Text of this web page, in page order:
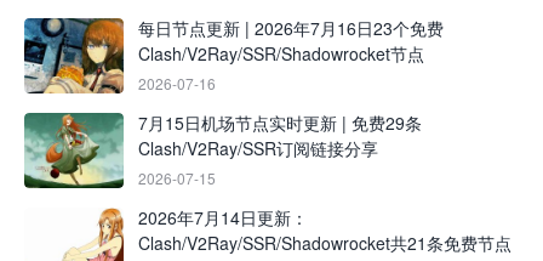
每日节点更新 | 2026年7月16日23个免费
Clash/V2Ray/SSR/Shadowrocket节点
2026-07-16
7月15日机场节点实时更新 | 免费29条
Clash/V2Ray/SSR订阅链接分享
2026-07-15
2026年7月14日更新：
Clash/V2Ray/SSR/Shadowrocket共21条免费节点